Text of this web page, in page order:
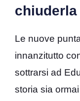
Le nuove
innanzitutto
sottrarsi ad
storia sia